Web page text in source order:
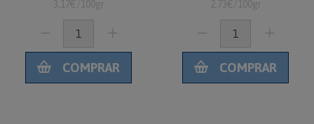
3,17€/100gr
COMPRAR
2,73€/100gr
COMPRAR